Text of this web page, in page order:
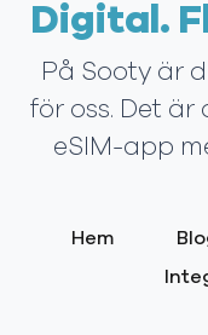
Digital.
På Sooty är
för oss. Det
eSIM-app
Hem